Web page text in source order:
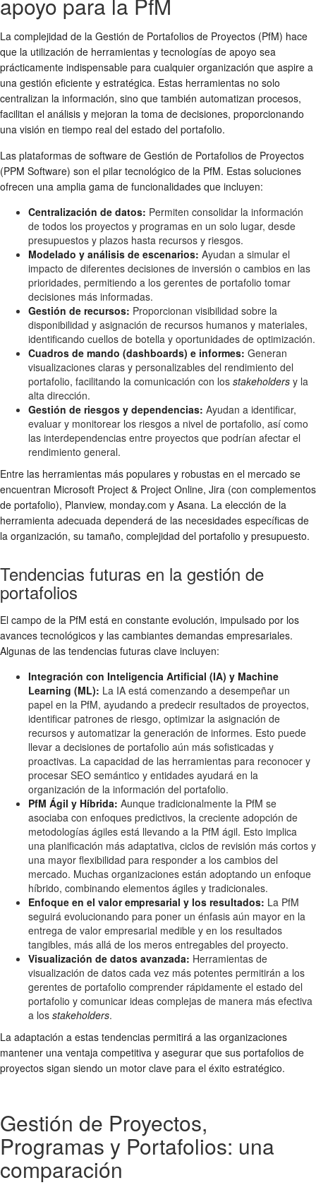
La complejidad de la Gestión de Portafolios de Proyectos (PfM) hace
que la utilización de herramientas y tecnologías de apoyo sea
prácticamente indispensable para cualquier organización que aspire a
una gestión eficiente y estratégica. Estas herramientas no solo
centralizan la información, sino que también automatizan procesos,
facilitan el análisis y mejoran la toma de decisiones, proporcionando
una visión en tiempo real del estado del portafolio.
Las plataformas de software de Gestión de Portafolios de Proyectos
(PPM Software) son el pilar tecnológico de la PfM. Estas soluciones
ofrecen una amplia gama de funcionalidades que incluyen:
Centralización de datos: Permiten consolidar la información
de todos los proyectos y programas en un solo lugar, desde
presupuestos y plazos hasta recursos y riesgos.
Modelado y análisis de escenarios: Ayudan a simular el
impacto de diferentes decisiones de inversión o cambios en las
prioridades, permitiendo a los gerentes de portafolio tomar
decisiones más informadas.
Gestión de recursos: Proporcionan visibilidad sobre la
disponibilidad y asignación de recursos humanos y materiales,
identificando cuellos de botella y oportunidades de optimización.
Cuadros de mando (dashboards) e informes: Generan
visualizaciones claras y personalizables del rendimiento del
portafolio, facilitando la comunicación con los stakeholders y la
alta dirección.
Gestión de riesgos y dependencias: Ayudan a identificar,
evaluar y monitorear los riesgos a nivel de portafolio, así como
las interdependencias entre proyectos que podrían afectar el
rendimiento general.
Entre las herramientas más populares y robustas en el mercado se
encuentran Microsoft Project & Project Online, Jira (con complementos
de portafolio), Planview, monday.com y Asana. La elección de la
herramienta adecuada dependerá de las necesidades específicas de
la organización, su tamaño, complejidad del portafolio y presupuesto.
Tendencias futuras en la gestión de
portafolios
El campo de la PfM está en constante evolución, impulsado por los
avances tecnológicos y las cambiantes demandas empresariales.
Algunas de las tendencias futuras clave incluyen:
Integración con Inteligencia Artificial (IA) y Machine
Learning (ML): La IA está comenzando a desempeñar un
papel en la PfM, ayudando a predecir resultados de proyectos,
identificar patrones de riesgo, optimizar la asignación de
recursos y automatizar la generación de informes. Esto puede
llevar a decisiones de portafolio aún más sofisticadas y
proactivas. La capacidad de las herramientas para reconocer y
procesar SEO semántico y entidades ayudará en la
organización de la información del portafolio.
PfM Ágil y Híbrida: Aunque tradicionalmente la PfM se
asociaba con enfoques predictivos, la creciente adopción de
metodologías ágiles está llevando a la PfM ágil. Esto implica
una planificación más adaptativa, ciclos de revisión más cortos y
una mayor flexibilidad para responder a los cambios del
mercado. Muchas organizaciones están adoptando un enfoque
híbrido, combinando elementos ágiles y tradicionales.
Enfoque en el valor empresarial y los resultados: La PfM
seguirá evolucionando para poner un énfasis aún mayor en la
entrega de valor empresarial medible y en los resultados
tangibles, más allá de los meros entregables del proyecto.
Visualización de datos avanzada: Herramientas de
visualización de datos cada vez más potentes permitirán a los
gerentes de portafolio comprender rápidamente el estado del
portafolio y comunicar ideas complejas de manera más efectiva
a los stakeholders.
La adaptación a estas tendencias permitirá a las organizaciones
mantener una ventaja competitiva y asegurar que sus portafolios de
proyectos sigan siendo un motor clave para el éxito estratégico.
Gestión de Proyectos,
Programas y Portafolios: una
comparación